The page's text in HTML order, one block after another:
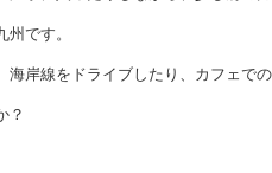
です。
岸線をドライブしたり、カフェで
？